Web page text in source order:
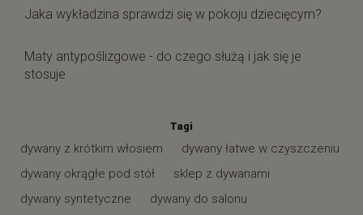
Jaka wykładzina sprawdzi się w pokoju dziecięcym?
Maty antypoślizgowe - do czego służą i jak się je
stosuje
Tagi
dywany z krótkim włosiem
dywany łatwe w czyszczeniu
dywany okrągłe pod stół
sklep z dywanami
dywany syntetyczne
dywany do salonu